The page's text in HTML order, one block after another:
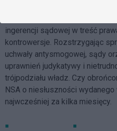
ingerencji sądowej w treść
kontrowersje. Rozstrzygając
uchwały antysmogowej, sądy
uprawnień judykatywy i
trójpodziału władz. Czy
NSA o niesłuszności
najwcześniej za kilka miesięcy.